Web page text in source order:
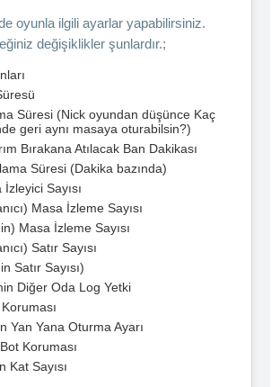
oyunla ilgili ayarlar yapabilirsiniz.
değişiklikler şunlardır.;
Süresi (Nick oyundan düşünce Kaç
geri aynı masaya oturabilsin?)
Bırakana Atılacak Ban Dakikası
Süresi (Dakika bazında)
Sayısı
Masa İzleme Sayısı
Masa İzleme Sayısı
Satır Sayısı
Satır Sayısı)
Diğer Oda Log Yetki
Yan Yana Oturma Ayarı
Koruması
Kat Sayısı